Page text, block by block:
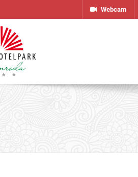
Webcam